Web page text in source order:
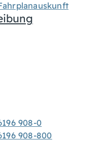
908-0
908-800